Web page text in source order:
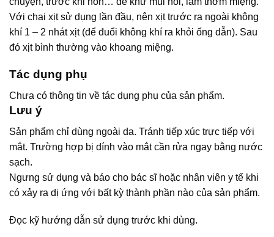
Với chai xịt sử dụng lần đầu, nên xịt trước ra ngoài không
khí 1 – 2 nhát xịt (để đuổi không khí ra khỏi ống dẫn). Sau
đó xịt bình thường vào khoang miệng.
Tác dụng phụ
Chưa có thông tin về tác dụng phụ của sản phẩm.
Lưu ý
Sản phẩm chỉ dùng ngoài da. Tránh tiếp xúc trực tiếp với
mắt. Trường hợp bị dính vào mắt cần rửa ngay bằng nước
sạch.
Ngưng sử dụng và báo cho bác sĩ hoặc nhân viên y tế khi
có xảy ra dị ứng với bất kỳ thành phần nào của sản phẩm.
Đọc kỹ hướng dẫn sử dụng trước khi dùng.